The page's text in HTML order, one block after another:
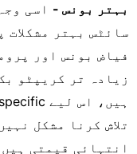
بہتر بونس -
سائٹس بہتر
فیاض بونس اور
انتہائی قیمتی